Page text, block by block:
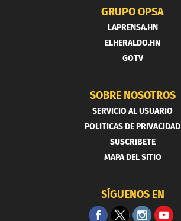
GRUPO OPSA
LAPRENSA.HN
ELHERALDO.HN
GOTV
SOBRE NOSOTROS
SERVICIO AL USUARIO
POLITICAS DE PRIVACIDAD
SUSCRIBETE
MAPA DEL SITIO
SÍGUENOS EN